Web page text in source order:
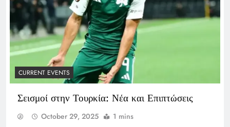
CURRENT EVENTS
Σεισμοί στην Τουρκία: Νέα και Επιπτώσεις
October 29, 2025 1 mins